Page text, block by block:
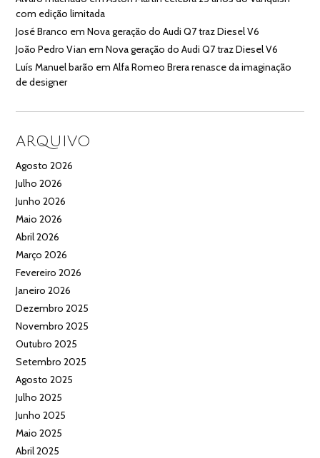
com edição limitada
José Branco emNova geração do Audi Q7 traz Diesel V6
João Pedro Vian emNova geração do Audi Q7 traz Diesel V6
Luís Manuel barão emAlfa Romeo Brera renasce da imaginação
de designer
ARQUIVO
Agosto 2026
Julho 2026
Junho 2026
Maio 2026
Abril 2026
Março 2026
Fevereiro 2026
Janeiro 2026
Dezembro 2025
Novembro 2025
Outubro 2025
Setembro 2025
Agosto 2025
Julho 2025
Junho 2025
Maio 2025
Abril 2025